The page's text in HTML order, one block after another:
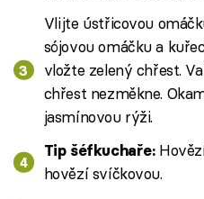
Vlĳte ústřicovou
sójovou omáčku a
vložte zelený chřest.
chřest nezměkne.
jasmínovou rýži.
Tip šéfkuchaře:
hovězí svíčkovou.